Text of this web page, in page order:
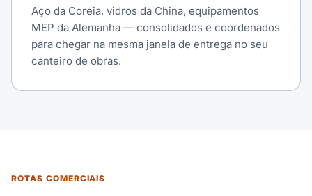
Aço da Coreia, vidros da China, equipamentos
MEP da Alemanha — consolidados e coordenados
para chegar na mesma janela de entrega no seu
canteiro de obras.
ROTAS COMERCIAIS